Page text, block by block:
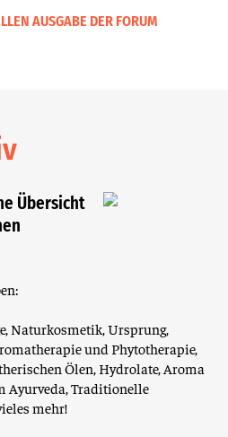
AUSGABE DER FORUM
Übersicht
Naturkosmetik, Ursprung,
und Phytotherapie,
Ölen, Hydrolate, Aroma
Ayurveda, Traditionelle
mehr!